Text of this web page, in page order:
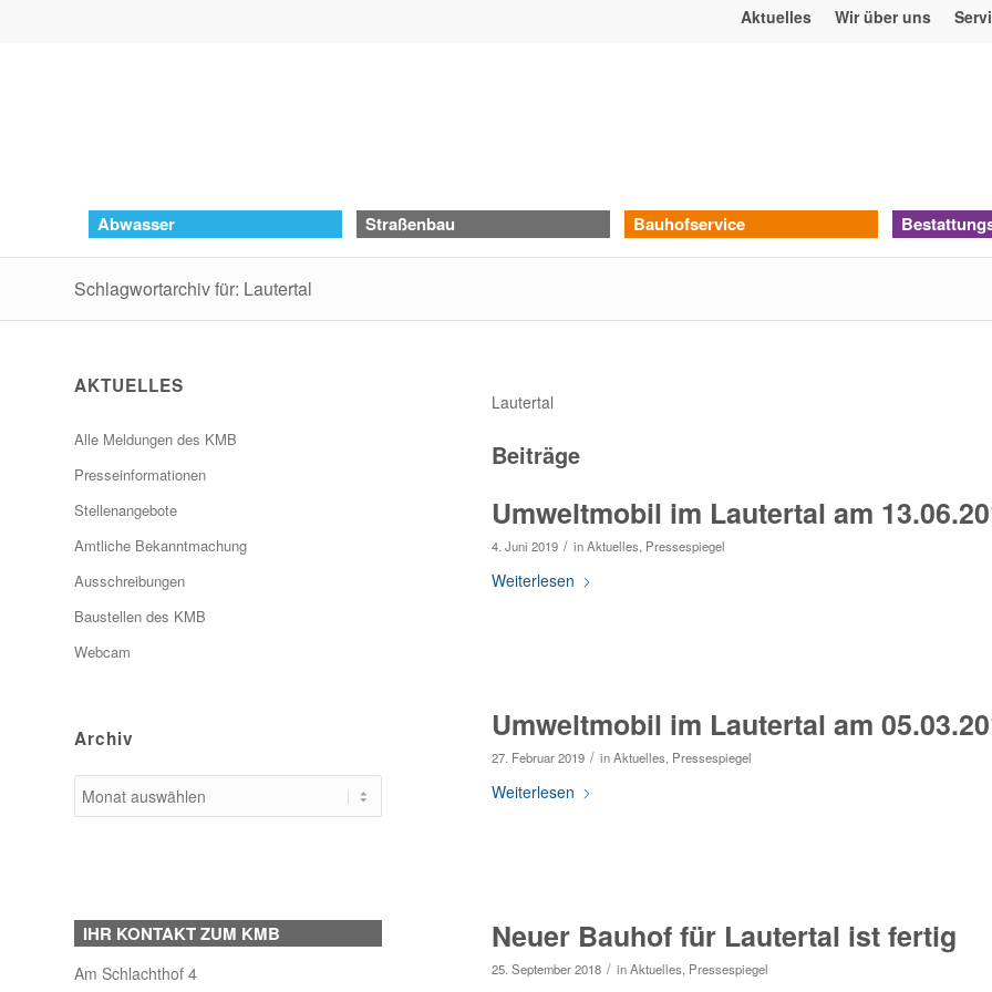
Aktuelles Wir über uns
Abwasser Straßenbau Bauhofservice
Schlagwortarchiv für: Lautertal
Lautertal
Beiträge
Umweltmobil im Lautertal am
4. Juni 2019 / inAktuelles, Pressespiegel
Weiterlesen
Umweltmobil im Lautertal am
27. Februar 2019 / inAktuelles, Pressespiegel
Weiterlesen
Neuer Bauhof für Lautertal ist fertig
25. September 2018 / inAktuelles, Pressespiegel
AKTUELLES
Alle Meldungen des KMB
Presseinformationen
Stellenangebote
Amtliche Bekanntmachung
Ausschreibungen
Baustellen des KMB
Webcam
Archiv
IHR KONTAKT ZUM KMB
Am Schlachthof 4